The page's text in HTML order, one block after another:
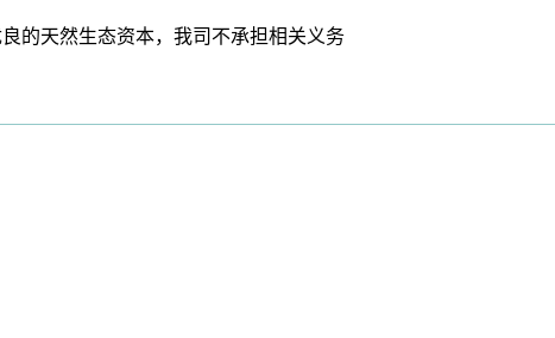
的天然生态资本，我司不承担相关义务